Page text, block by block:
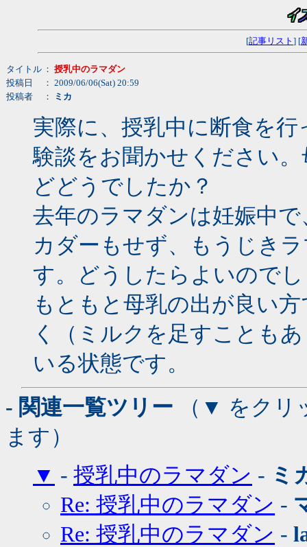
[記事リスト ] [
タイトル ： 授乳中のラマダン
投稿日
： 2009/06/06(Sat) 20:59
投稿者
： ミカ
実際に、授乳中に断食を
験談をお聞かせください
どどうでしたか？
去年のラマダンは妊娠中
カダーもせず、もうじき
す。どうしたらよいので
もともと母乳の出が良い
く（ミルクを足すことも
いる状態です。
- 関連一覧ツリー （▼ をクリ
ます）
▼ - 授乳中のラマダン - ミ
Re: 授乳中のラマダン -
Re: 授乳中のラマダン -